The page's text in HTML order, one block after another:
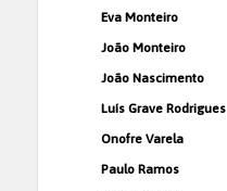
Eva Monteiro
João Monteiro
João Nascimento
Luís Grave Rodrigues
Onofre Varela
Paulo Ramos